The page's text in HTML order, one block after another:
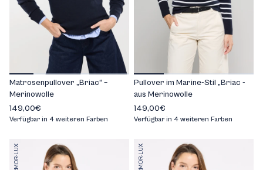
Matrosenpullover „Briac“ –
Merinowolle
Verfügbar in 4 weiteren Farben
149,00€
Pullover im Marine-Stil „Briac -
aus Merinowolle
Verfügbar in 4 weiteren Farben
149,00€
ARMOR-LUX ARMOR-LUX